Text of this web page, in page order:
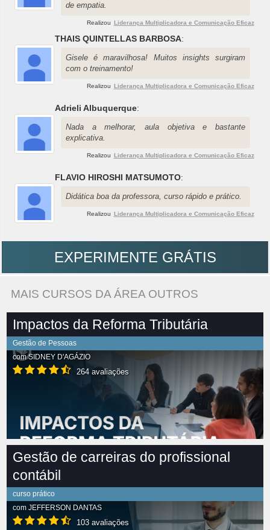
de empatia.
Realizou Liderança Multiplicadora e Comunicação Eficaz
THAIS QUINTELLAS BARBOSA:
Gisele é maravilhosa! Muitos insights surgiram
com o treinamento!
Realizou Liderança Multiplicadora e Comunicação Eficaz
Adrieli Albuquerque:
Nada a melhorar, aula objetiva e bastante
explicativa.
Realizou Liderança Multiplicadora e Comunicação Eficaz
FLAVIO HIROSHI MATSUMOTO:
Didática boa da professora, curso rápido e prático.
Realizou Liderança Multiplicadora e Comunicação Eficaz
EXPERIMENTE GRÁTIS
MAIS CURSOS DA ÁREA OUTROS
Impactos da Reforma Tributária
Gestão de Pessoas
comSIDNEY D'AGÁZIO
264 avaliações
Gestão de carreiras do profissional
contábil
curso prático
com JEFFERSON DANTAS
103 avaliações